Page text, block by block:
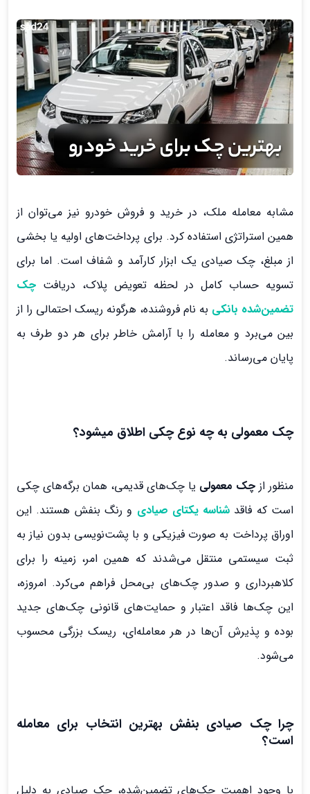
مشابه معامله ملک، در خرید و فروش خودرو نیز می‌توان از
همین استراتژی استفاده کرد. برای پرداخت‌های اولیه یا بخشی
از مبلغ، چک صیادی یک ابزار کارآمد و شفاف است. اما برای
تسویه حساب کامل در لحظه تعویض پلاک، دریافت چک
تضمین‌شده بانکی به نام فروشنده، هرگونه ریسک احتمالی را از
بین می‌برد و معامله را با آرامش خاطر برای هر دو طرف به
پایان می‌رساند.
چک معمولی به چه نوع چکی اطلاق میشود؟
منظور از چک معمولی یا چک‌های قدیمی، همان برگه‌های چکی
است که فاقد شناسه یکتای صیادی و رنگ بنفش هستند. این
اوراق پرداخت به صورت فیزیکی و با پشت‌نویسی بدون نیاز به
ثبت سیستمی منتقل می‌شدند که همین امر، زمینه را برای
کلاهبرداری و صدور چک‌های بی‌محل فراهم می‌کرد. امروزه،
این چک‌ها فاقد اعتبار و حمایت‌های قانونی چک‌های جدید
بوده و پذیرش آن‌ها در هر معامله‌ای، ریسک بزرگی محسوب
می‌شود.
چرا چک صیادی بنفش بهترین انتخاب برای معامله
است؟
با وجود اهمیت چک‌های تضمین‌شده، چک صیادی به دلیل